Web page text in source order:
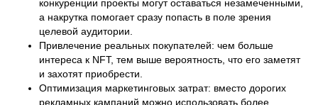
а накрутка помогает сразу попасть в поле зрения
целевой аудитории.
Привлечение реальных покупателей: чем больше
интереса к NFT, тем выше вероятность, что его заметят
и захотят приобрести.
Оптимизация маркетинговых затрат: вместо дорогих